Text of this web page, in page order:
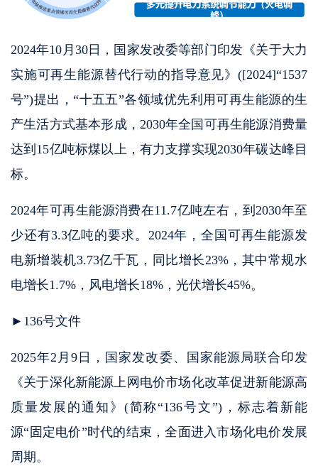
2024年10月30日，国家发改委等部门印发《关于大力
实施可再生能源替代行动的指导意见》([2024]“1537
号”)提出，“十五五”各领域优先利用可再生能源的生
产生活方式基本形成，2030年全国可再生能源消费量
达到15亿吨标煤以上，有力支撑实现2030年碳达峰目
标。
2024年可再生能源消费在11.7亿吨左右，到2030年至
少还有3.3亿吨的要求。2024年，全国可再生能源发
电新增装机3.73亿千瓦，同比增长23%，其中常规水
电增长1.7%，风电增长18%，光伏增长45%。
►136号文件
2025年2月9日，国家发改委、国家能源局联合印发
《关于深化新能源上网电价市场化改革促进新能源高
质量发展的通知》(简称“136号文”)，标志着新能
源“固定电价”时代的结束，全面进入市场化电价发展
周期。